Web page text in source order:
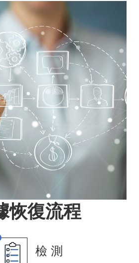
恢復流程
檢 測